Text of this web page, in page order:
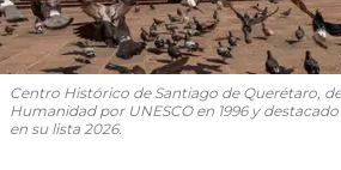
Centro Histórico de Santiago de Querétaro,
Humanidad por UNESCO en 1996 y
en su lista 2026.